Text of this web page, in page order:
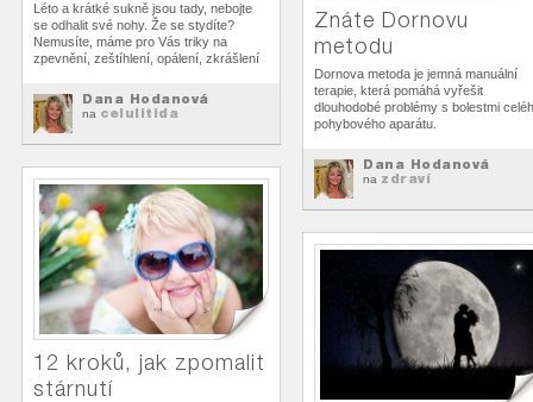
Znáte Dornovu
metodu
Dornova metoda je jemná manuální
terapie, která pomáhá vyřešit
dlouhodobé problémy s bolestmi
pohybového aparátu.
Dana Hodanová
na zdraví
Léto a krátké sukně jsou tady, nebojte
se odhalit své nohy. Že se stydíte?
Nemusíte, máme pro Vás triky na
zpevnění, zeštíhlení, opálení, zkrášlení
Dana Hodanová
na celulitida
12 kroků, jak zpomalit
stárnutí